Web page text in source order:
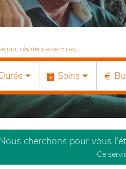
résidence-services, ...
Soins
Nous cherchons pour vous
Ce